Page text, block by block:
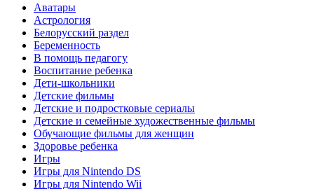
Аватары
Астрология
Белорусский раздел
Беременность
В помощь педагогу
Воспитание ребенка
Дети-школьники
Детские фильмы
Детские и подростковые сериалы
Детские и семейные художественные фильмы
Обучающие фильмы для женщин
Здоровье ребенка
Игры
Игры для Nintendo DS
Игры для Nintendo Wii